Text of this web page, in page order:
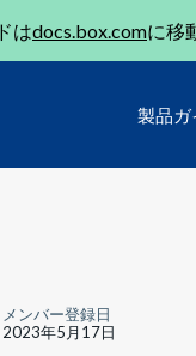
はdocs.box.comに移
製品ガ
メンバー登録日
2023年5月17日